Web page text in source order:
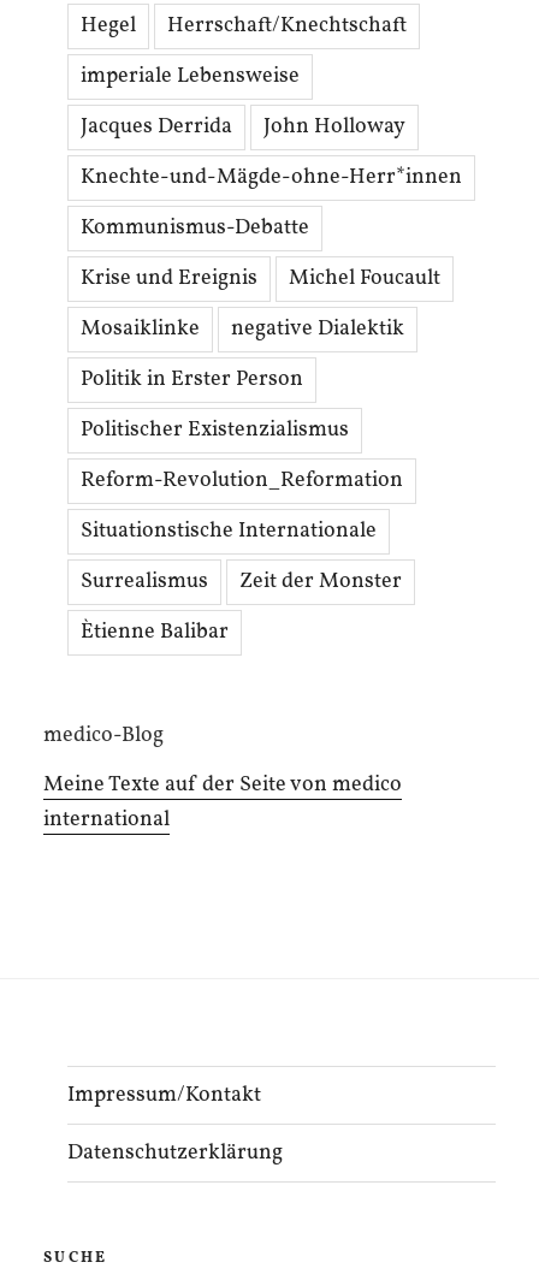
Hegel
Herrschaft/Knechtschaft
imperiale Lebensweise
Jacques Derrida
John Holloway
Knechte-und-Mägde-ohne-Herr*innen
Kommunismus-Debatte
Krise und Ereignis
Michel Foucault
Mosaiklinke
negative Dialektik
Politik in Erster Person
Politischer Existenzialismus
Reform-Revolution_Reformation
Situationstische Internationale
Surrealismus
Zeit der Monster
Ètienne Balibar
medico-Blog
Meine Texte auf der Seite von medico
international
Impressum/Kontakt
Datenschutzerklärung
SUCHE